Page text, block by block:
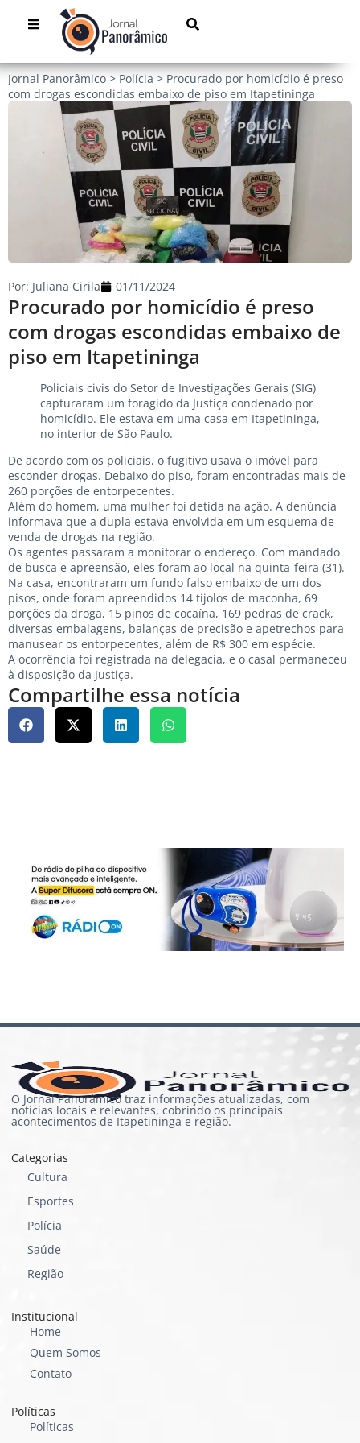
Jornal Panorâmico > Polícia > Procurado por homicídio é preso
com drogas escondidas embaixo de piso em Itapetininga
Procurado por homicídio é preso
com drogas escondidas embaixo de
piso em Itapetininga
Por: Juliana Cirila 01/11/2024
Policiais civis do Setor de Investigações Gerais (SIG)
capturaram um foragido da Justiça condenado por
homicídio. Ele estava em uma casa em Itapetininga,
no interior de São Paulo.
De acordo com os policiais, o fugitivo usava o imóvel para
esconder drogas. Debaixo do piso, foram encontradas mais de
260 porções de entorpecentes.
Além do homem, uma mulher foi detida na ação. A denúncia
informava que a dupla estava envolvida em um esquema de
venda de drogas na região.
Os agentes passaram a monitorar o endereço. Com mandado
de busca e apreensão, eles foram ao local na quinta-feira (31).
Na casa, encontraram um fundo falso embaixo de um dos
pisos, onde foram apreendidos 14 tijolos de maconha, 69
porções da droga, 15 pinos de cocaína, 169 pedras de crack,
diversas embalagens, balanças de precisão e apetrechos para
manusear os entorpecentes, além de R$ 300 em espécie.
A ocorrência foi registrada na delegacia, e o casal permaneceu
à disposição da Justiça.
Compartilhe essa notícia
O Jornal Panorâmico traz informações atualizadas, com
notícias locais e relevantes, cobrindo os principais
acontecimentos de Itapetininga e região.
Categorias
Cultura
Esportes
Polícia
Saúde
Região
Institucional
Home
Quem Somos
Contato
Políticas
Políticas